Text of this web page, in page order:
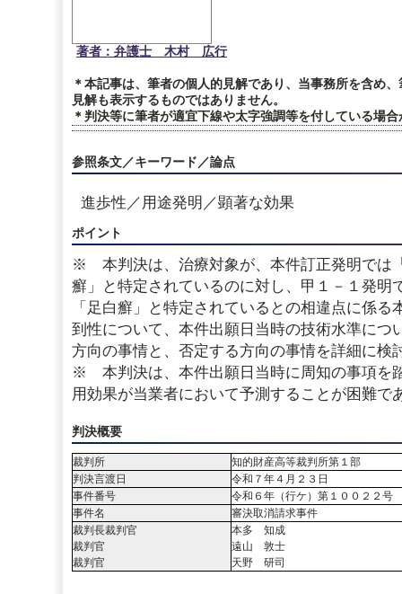
著者：弁護士 木村 広行
＊本記事は、筆者の個人的見解であり、当事務所を含め
見解も表示するものではありません。
＊判決等に筆者が適宜下線や太字強調等を付している場
参照条文／キーワード／論点
進歩性／用途発明／顕著な効果
ポイント
※ 本判決は、治療対象が、本件訂正発明では
癬」と特定されているのに対し、甲１－１発明
「足白癬」と特定されているとの相違点に係
到性について、本件出願日当時の技術水準につ
方向の事情と、否定する方向の事情を詳細に検
※ 本判決は、本件出願日当時に周知の事項を
用効果が当業者において予測することが困難で
判決概要
裁判所
知的財産高等裁判所第１部
判決言渡日
令和７年４月２３日
事件番号
令和６年（行ケ）第１００２２号
事件名
審決取消請求事件
裁判長裁判官
裁判官
裁判官
本多 知成
遠山 敦士
天野 研司